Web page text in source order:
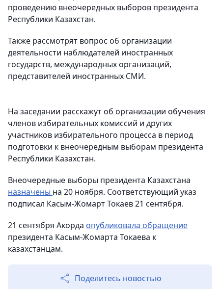
проведению внеочередных выборов президента
Республики Казахстан.
Также рассмотрят вопрос об организации
деятельности наблюдателей иностранных
государств, международных организаций,
представителей иностранных СМИ.
На заседании расскажут об организации обучения
членов избирательных комиссий и других
участников избирательного процесса в период
подготовки к внеочередным выборам президента
Республики Казахстан.
Внеочередные выборы президента Казахстана
назначены на 20 ноября. Соответствующий указ
подписал Касым-Жомарт Токаев 21 сентября.
21 сентября Акорда опубликовала обращение
президента Касым-Жомарта Токаева к
казахстанцам.
Поделитесь новостью